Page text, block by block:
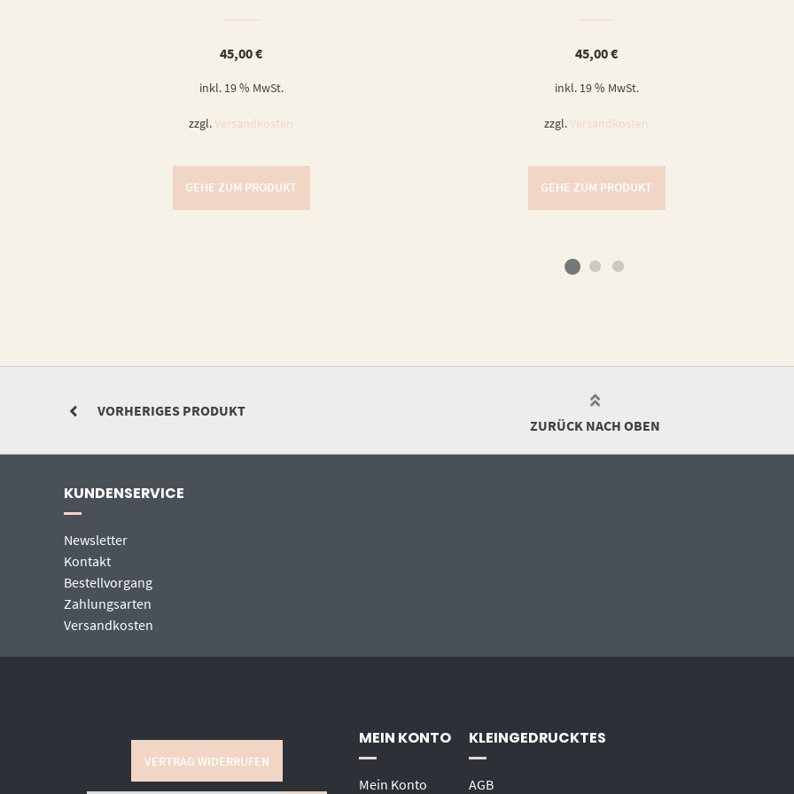
45,00€
inkl. 19 % MwSt.
zzgl.Versandkosten
GEHE ZUM PRODUKT
45,00€
inkl. 19 % MwSt.
zzgl.Versandkosten
GEHE ZUM PRODUKT
VORHERIGES PRODUKT
ZURÜCK NACH OBEN
KUNDENSERVICE
Newsletter
Kontakt
Bestellvorgang
Zahlungsarten
Versandkosten
VERTRAG WIDERRUFEN
MEIN KONTO
Mein Konto
KLEINGEDRUCKTES
AGB